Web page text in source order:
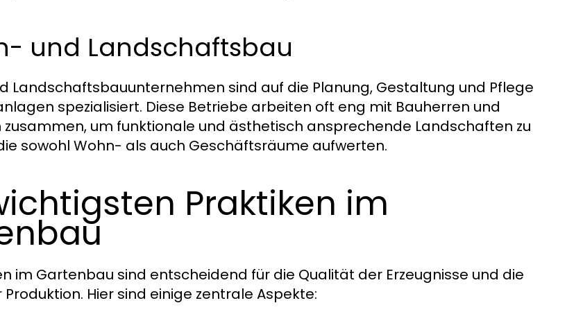
und Landschaftsbau
Landschaftsbauunternehmen sind auf die Planung, Gestaltung und Pflege
spezialisiert. Diese Betriebe arbeiten oft eng mit Bauherren und
um funktionale und ästhetisch ansprechende Landschaften zu
sowohl Wohn- als auch Geschäftsräume aufwerten.
Praktiken im
im Gartenbau sind entscheidend für die Qualität der Erzeugnisse und die
Produktion. Hier sind einige zentrale Aspekte: